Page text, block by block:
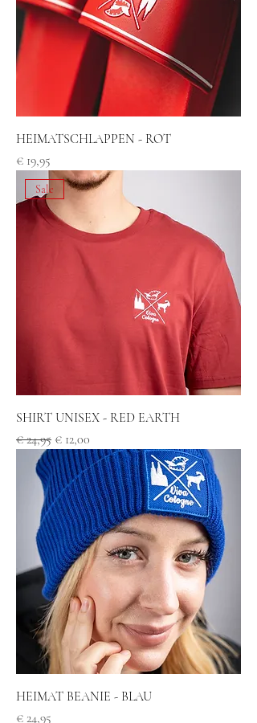
HEIMATSCHLAPPEN - ROT
Preis
€ 19,95
Sale
SHIRT UNISEX - RED EARTH
Standardpreis
€ 24,95 Sale-Preis
€ 12,00
HEIMAT BEANIE - BLAU
Preis
€ 24,95